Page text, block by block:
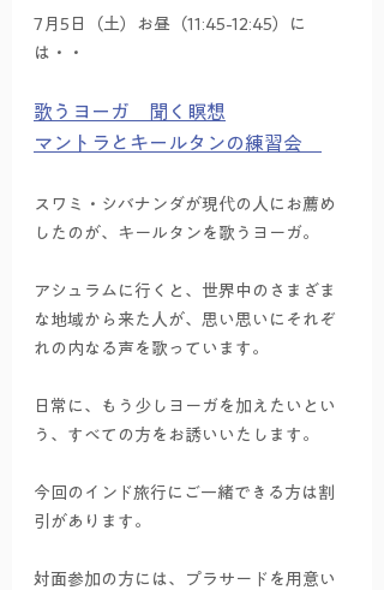
7月5日（土）お昼（11:45-12:45）に
は・・
歌うヨーガ　聞く瞑想
マントラとキールタンの練習会
スワミ・シバナンダが現代の人にお薦め
したのが、キールタンを歌うヨーガ。
アシュラムに行くと、世界中のさまざま
な地域から来た人が、思い思いにそれぞ
れの内なる声を歌っています。
日常に、もう少しヨーガを加えたいとい
う、すべての方をお誘いいたします。
今回のインド旅行にご一緒できる方は割
引があります。
対面参加の方には、プラサードを用意い